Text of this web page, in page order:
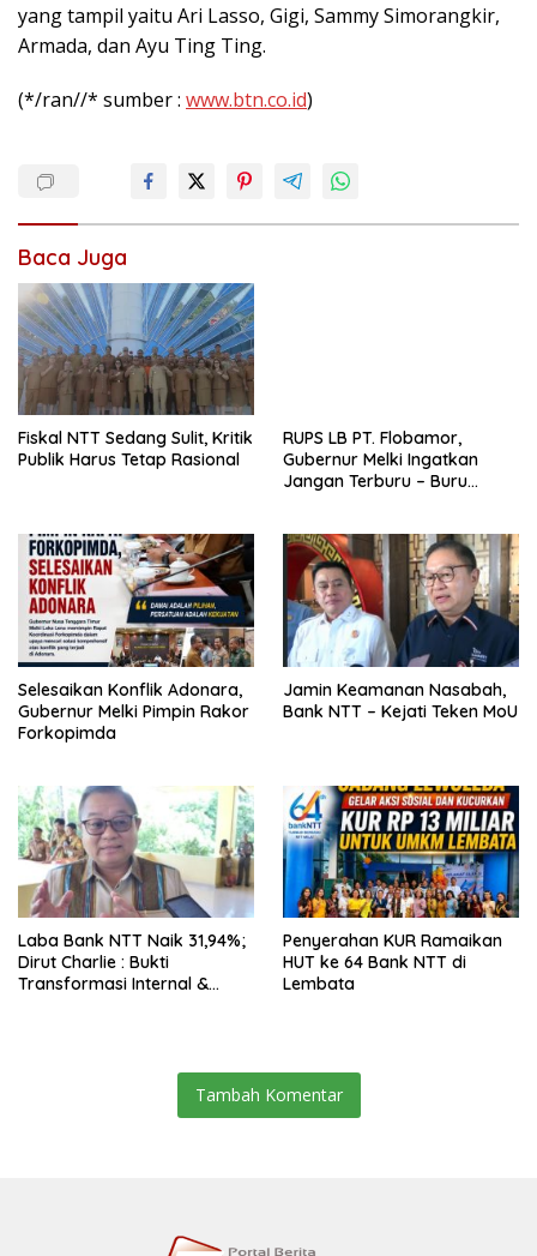
yang tampil yaitu Ari Lasso, Gigi, Sammy Simorangkir,
Armada, dan Ayu Ting Ting.
(*/ran//* sumber : www.btn.co.id)
Baca Juga
Fiskal NTT Sedang Sulit, Kritik
Publik Harus Tetap Rasional
RUPS LB PT. Flobamor,
Gubernur Melki Ingatkan
Jangan Terburu – Buru
Selesaikan Konflik Adonara,
Gubernur Melki Pimpin Rakor
Forkopimda
Jamin Keamanan Nasabah,
Bank NTT – Kejati Teken MoU
Laba Bank NTT Naik 31,94%;
Dirut Charlie : Bukti
Transformasi Internal &
Penyerahan KUR Ramaikan
HUT ke 64 Bank NTT di
Lembata
Tambah Komentar